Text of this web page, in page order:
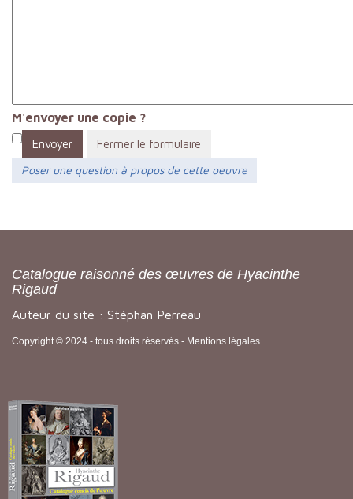
M'envoyer une copie ?
Envoyer
Fermer le formulaire
Poser une question à propos de cette oeuvre
Catalogue raisonné des œuvres de Hyacinthe
Rigaud
Auteur du site : Stéphan Perreau
Copyright © 2024 - tous droits réservés - Mentions légales